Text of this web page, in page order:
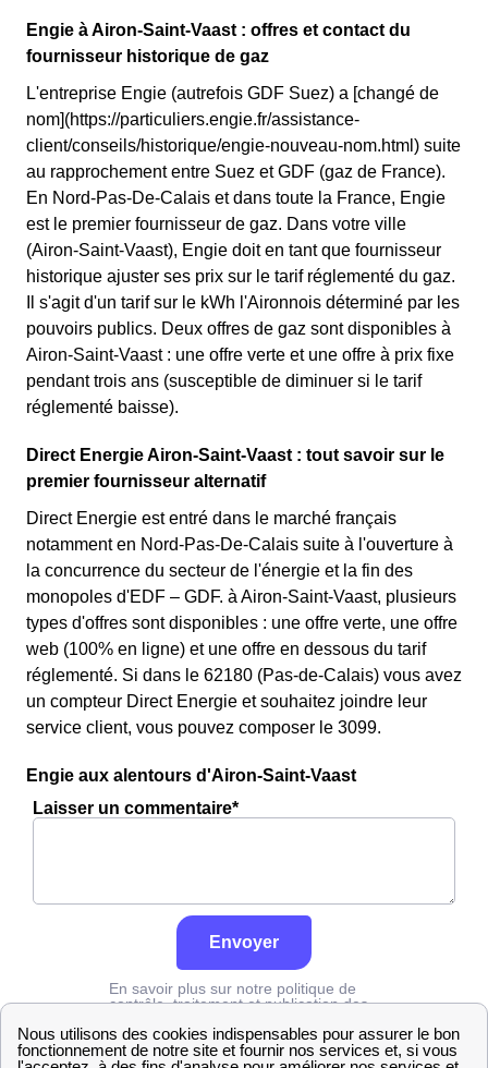
Engie à Airon-Saint-Vaast : offres et contact du
fournisseur historique de gaz
L'entreprise Engie (autrefois GDF Suez) a [changé de
nom](https://particuliers.engie.fr/assistance-
client/conseils/historique/engie-nouveau-nom.html) suite
au rapprochement entre Suez et GDF (gaz de France).
En Nord-Pas-De-Calais et dans toute la France, Engie
est le premier fournisseur de gaz. Dans votre ville
(Airon-Saint-Vaast), Engie doit en tant que fournisseur
historique ajuster ses prix sur le tarif réglementé du gaz.
Il s'agit d'un tarif sur le kWh l'Aironnois déterminé par les
pouvoirs publics. Deux offres de gaz sont disponibles à
Airon-Saint-Vaast : une offre verte et une offre à prix fixe
pendant trois ans (susceptible de diminuer si le tarif
réglementé baisse).
Direct Energie Airon-Saint-Vaast : tout savoir sur le
premier fournisseur alternatif
Direct Energie est entré dans le marché français
notamment en Nord-Pas-De-Calais suite à l'ouverture à
la concurrence du secteur de l'énergie et la fin des
monopoles d'EDF – GDF. à Airon-Saint-Vaast, plusieurs
types d'offres sont disponibles : une offre verte, une offre
web (100% en ligne) et une offre en dessous du tarif
réglementé. Si dans le 62180 (Pas-de-Calais) vous avez
un compteur Direct Energie et souhaitez joindre leur
service client, vous pouvez composer le 3099.
Engie aux alentours d'Airon-Saint-Vaast
Laisser un commentaire*
Envoyer
En savoir plus sur notre politique de
contrôle, traitement et publication des